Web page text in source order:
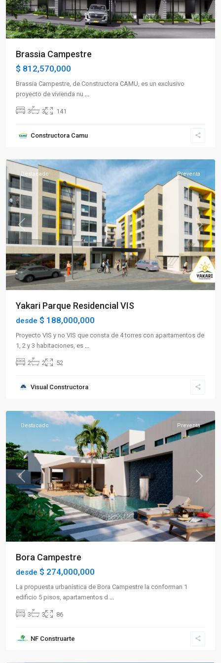
Brassia Campestre
$ 812,570,000
Brassia Campestre, de Constructora CAMU, es un exclusivo
proyecto de vivienda nu
3 3 141
Constructora Camu
Occidente,
Previous Next
Destacado Preventa
Yakari Parque Residencial VIS
desde $ 188,000,000
Proyecto VIS y no VIS que consta de 4 torres con apartamentos de
1, 2 y 3 habitaciones, es
2 2 52
Visual Constructora
Previous Next
Destacado Preventa
Bora Campestre
desde $ 274,000,000
La propuesta urbanística de Bora Campestre la conforman 1
edificio 5 pisos, apartamentos d
3 3 86
NF Construarte
Norte,